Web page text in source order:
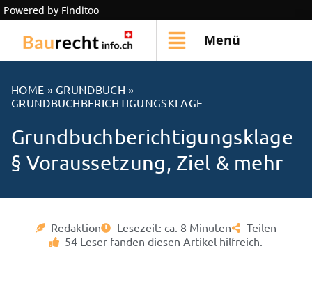
Powered by Finditoo
Menü
HOME » GRUNDBUCH »
GRUNDBUCHBERICHTIGUNGSKLAGE
Grundbuch­berichtigungsklage
§ Voraussetzung, Ziel & mehr
Redaktion Lesezeit: ca. 8 Minuten
Teilen
54 Leser fanden diesen Artikel hilfreich.